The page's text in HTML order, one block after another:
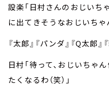
設楽「日村さんのおじいち
に出てきそうなおじいちゃ
『太郎』『パンダ』『Q太郎』
日村「待って、おじいちゃ
たくなるわ（笑）」